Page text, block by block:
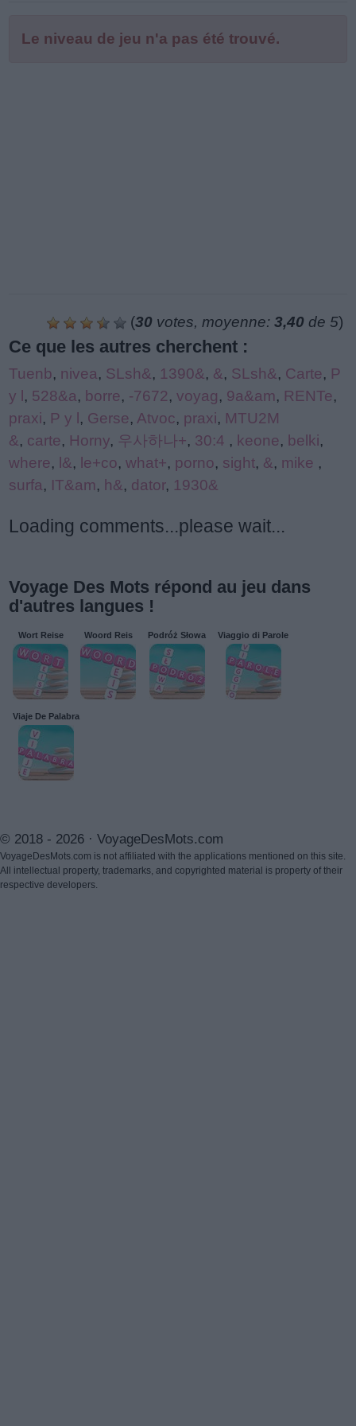
Le niveau de jeu n'a pas été trouvé.
(30 votes, moyenne: 3,40 de 5)
Ce que les autres cherchent :
Tuenb, nivea, SLsh&, 1390&, &, SLsh&, Carte, P
y l, 528&a, borre, -7672, voyag, 9a&am, RENTe,
praxi, P y l, Gerse, Atvoc, praxi, MTU2M
&, carte, Horny, 우사하나+, 30:4 , keone, belki,
where, l&, le+co, what+, porno, sight, &, mike ,
surfa, IT&am, h&, dator, 1930&
Loading comments...please wait...
Voyage Des Mots répond au jeu dans
d'autres langues !
Wort Reise Woord Reis Podróż Słowa Viaggio di Parole
Viaje De Palabra
© 2018 - 2026 · VoyageDesMots.com
VoyageDesMots.com is not affiliated with the applications mentioned on this site.
All intellectual property, trademarks, and copyrighted material is property of their
respective developers.